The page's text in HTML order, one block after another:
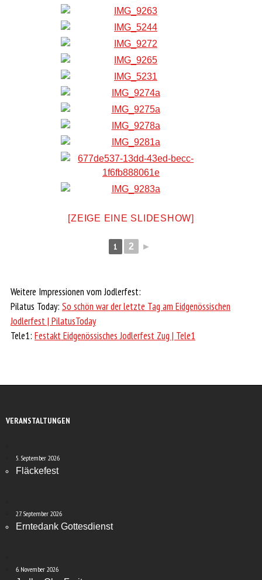
[ZEIGE EINE SLIDESHOW]
1 2 ►
Weitere Impressionen vom Jodlerfest:
Pilatus Today: So schön war der letzte Tag am Eidgenössischen
Jodlerfest | PilatusToday
Tele1: Festakt Eidgenössisches Jodlerfest Zug | Tele1
VERANSTALTUNGEN
5. September 2026
Fläckefest
27. September 2026
Erntedank Gottesdienst
6. November 2026